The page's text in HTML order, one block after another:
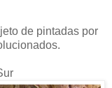
de pintadas por